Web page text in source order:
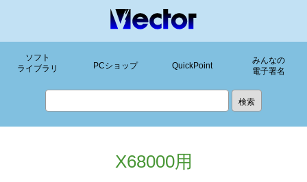
ソフト
ライブラリ
PCショップ QuickPoint
みんなの
電子署名
X68000用